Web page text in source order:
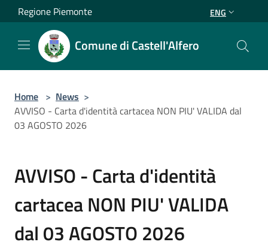
Salta al contenuto principale
Regione Piemonte ENG
Comune di Castell'Alfero
Home > News >
AVVISO - Carta d'identità cartacea NON PIU' VALIDA dal
03 AGOSTO 2026
AVVISO - Carta d'identità
cartacea NON PIU' VALIDA
dal 03 AGOSTO 2026